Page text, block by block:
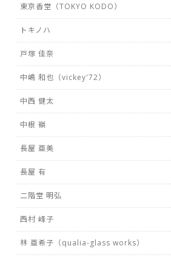
東京香堂（TOKYO KODO）
トキノハ
戸塚 佳奈
中嶋 和也（vickey'72）
中西 健太
中根 嶺
長屋 亜美
長屋 有
二階堂 明弘
西村 峰子
林 亜希子（qualia-glass works）